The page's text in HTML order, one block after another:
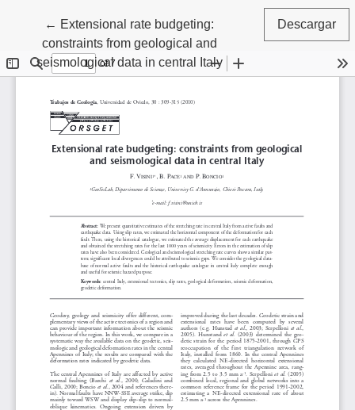
← Volver a los detalles del artículo
Extensional rate budgeting:
constraints from geological and
seismological data in central Italy
Descargar